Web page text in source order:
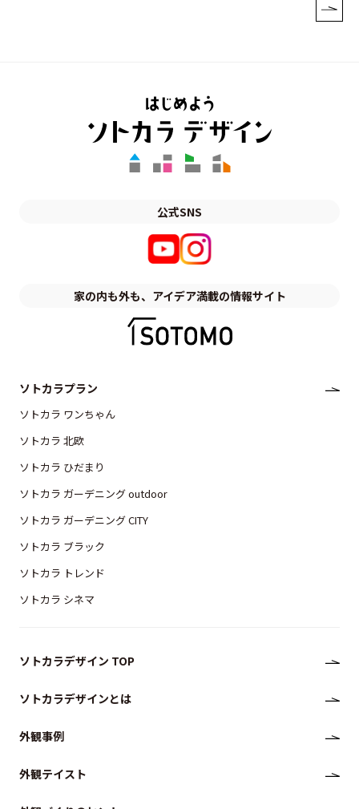
公式SNS
家の内も外も、アイデア満載の情報サイト
ソトカラプラン
ソトカラ ワンちゃん
ソトカラ 北欧
ソトカラ ひだまり
ソトカラ ガーデニング outdoor
ソトカラ ガーデニング CITY
ソトカラ ブラック
ソトカラ トレンド
ソトカラ シネマ
ソトカラデザイン TOP
ソトカラデザインとは
外観事例
外観テイスト